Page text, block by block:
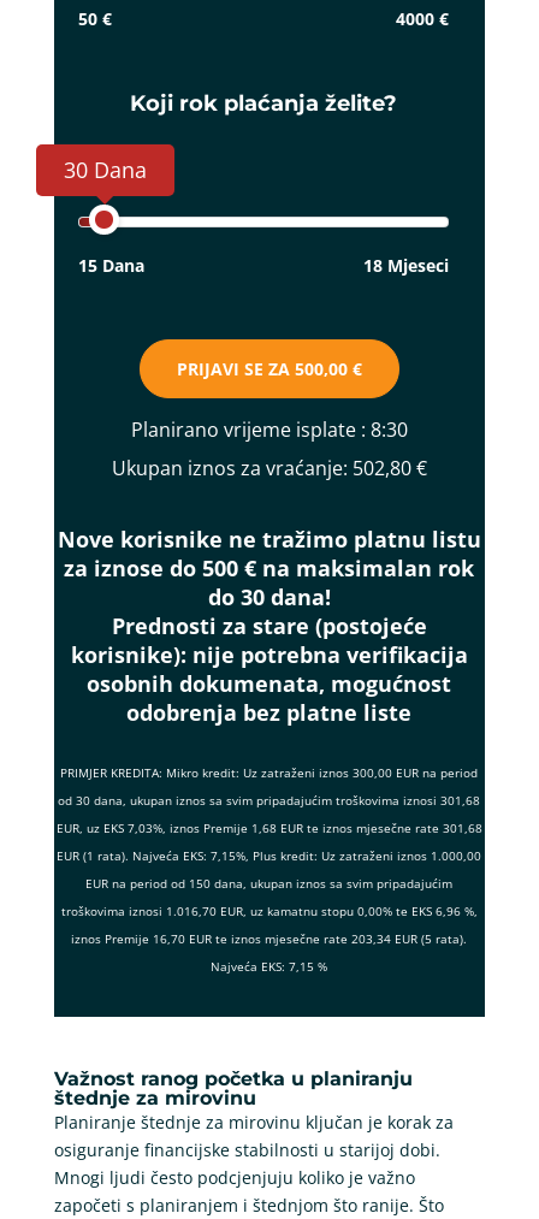
50 € 4000 €
Koji rok plaćanja želite?
30 Dana
15 Dana 18 Mjeseci
PRIJAVI SE ZA 500,00 €
Planirano vrijeme isplate : 8:30
Ukupan iznos za vraćanje: 502,80 €
Nove korisnike ne tražimo platnu listu
za iznose do 500 € na maksimalan rok
do 30 dana!
Prednosti za stare (postojeće
korisnike): nije potrebna verifikacija
osobnih dokumenata, mogućnost
odobrenja bez platne liste
PRIMJER KREDITA: Mikro kredit: Uz zatraženi iznos 300,00 EUR na period
od 30 dana, ukupan iznos sa svim pripadajućim troškovima iznosi 301,68
EUR, uz EKS 7,03%, iznos Premije 1,68 EUR te iznos mjesečne rate 301,68
EUR (1 rata). Najveća EKS: 7,15%, Plus kredit: Uz zatraženi iznos 1.000,00
EUR na period od 150 dana, ukupan iznos sa svim pripadajućim
troškovima iznosi 1.016,70 EUR, uz kamatnu stopu 0,00% te EKS 6,96 %,
iznos Premije 16,70 EUR te iznos mjesečne rate 203,34 EUR (5 rata).
Najveća EKS: 7,15 %
Važnost ranog početka u planiranju
štednje za mirovinu
Planiranje štednje za mirovinu ključan je korak za
osiguranje financijske stabilnosti u starijoj dobi.
Mnogi ljudi često podcjenjuju koliko je važno
započeti s planiranjem i štednjom što ranije. Što